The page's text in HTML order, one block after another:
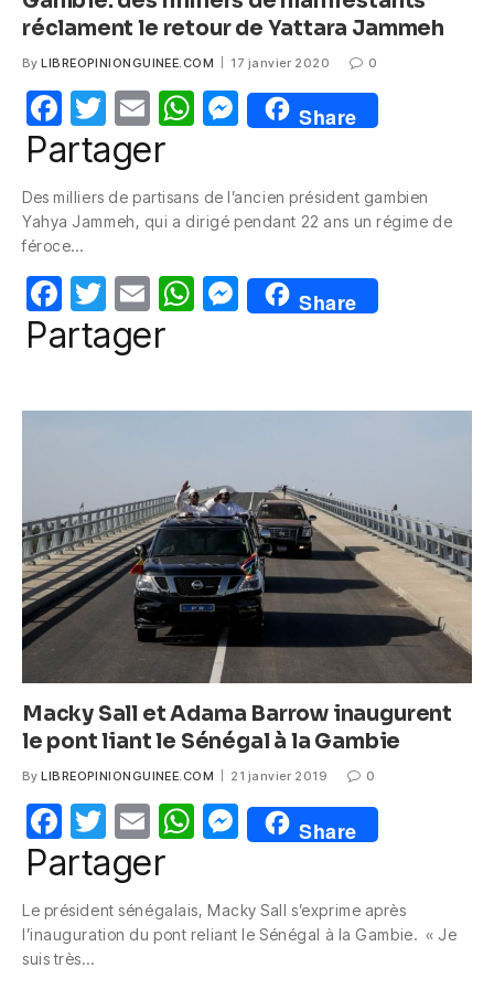
réclament le retour de Yattara Jammeh
By LIBREOPINIONGUINEE.COM 17 janvier 2020 0
F
a
e
b
o
o
k
T
w
itt
er
E
m
W
s
p
p
M
e
e
g
er
Share
Partager
Des milliers de partisans de l’ancien président gambien
Yahya Jammeh, qui a dirigé pendant 22 ans un régime de
féroce…
F
a
e
o
k
T
w
itt
er
E
m
W
s
p
M
e
e
er
Share
Partager
Macky Sall et Adama Barrow inaugurent
le pont liant le Sénégal à la Gambie
By LIBREOPINIONGUINEE.COM 21 janvier 2019 0
F
a
e
b
T
w
itt
er
E
m
W
s
M
e
e
Share
Partager
Le président sénégalais, Macky Sall s’exprime après
l’inauguration du pont reliant le Sénégal à la Gambie. « Je
suis très…